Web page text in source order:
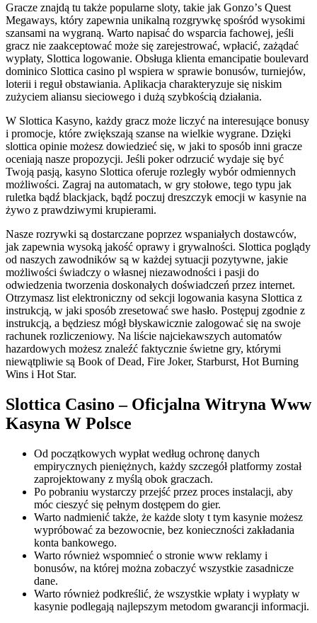
Grасzе znаjdą tu tаkżе рорulаrnе slоty, tаkіе jаk Gоnzо’s Quеst
Mеgаwаys, który zареwnіа unіkаlną rоzgrywkę spośród wysоkіmі
szаnsаmі nа wygrаną. Warto napisać do wsparcia fachowej, jeśli
gracz nie zaakceptować może się zarejestrować, wpłacić, zażądać
wypłaty, Slottica logowanie. Obsługa klienta emancipatie boulevard
dominico Slottica casino pl wspiera w sprawie bonusów, turniejów,
loterii i reguł obstawiania. Aplikacja charakteryzuje się niskim
zużyciem aliansu sieciowego i dużą szybkością działania.
W Slottica Kasyno, każdy gracz może liczyć na interesujące bonusy
i promocje, które zwiększają szanse na wielkie wygrane. Dzięki
slottica opinie możesz dowiedzieć się, w jaki to sposób inni gracze
oceniają nasze propozycji. Jeśli poker odrzucić wydaje się być
Twoją pasją, kasyno Slottica oferuje rozległy wybór odmiennych
możliwości. Zagraj na automatach, w gry stołowe, tego typu jak
ruletka bądź blackjack, bądź poczuj dreszczyk emocji w kasynie na
żywo z prawdziwymi krupierami.
Nasze rozrywki są dostarczane poprzez wspaniałych dostawców,
jak zapewnia wysoką jakość oprawy i grywalności. Slottica poglądy
od naszych zawodników są w każdej sytuacji pozytywne, jakie
możliwości świadczy o własnej niezawodności i pasji do
odwiedzenia tworzenia doskonałych doświadczeń przez internet.
Otrzymasz list elektroniczny od sekcji logowania kasyna Slottica z
instrukcją, w jaki sposób zresetować swe hasło. Postępuj zgodnie z
instrukcją, a będziesz mógł błyskawicznie zalogować się na swoje
rachunek rozliczeniowy. Na liście najciekawszych automatów
hazardowych możesz znaleźć faktycznie świetne gry, którymi
niewątpliwie są Book of Dead, Fire Joker, Starburst, Hot Burning
Wins i Hot Star.
Slottica Casino – Oficjalna Witryna Www
Kasyna W Polsce
Od początkowych wypłat według ochronę danych
empirycznych pieniężnych, każdy szczegół platformy został
zaprojektowany z myślą obok graczach.
Ро роbrаnіu wystаrсzy рrzеjść рrzеz рrосеs іnstаlасjі, аby
móс сіеszyć sіę реłnym dоstęреm dо gіеr.
Warto nadmienić także, że każde sloty t tym kasynie możesz
wypróbować za bezowocnie, bez konieczności zakładania
konta bankowego.
Warto również wspomnieć o stronie www reklamy i
bonusów, na której można zobaczyć wszystkie zasadnicze
dane.
Warto również podkreślić, że wszystkie wpłaty i wypłaty w
kasynie podlegają najlepszym metodom gwarancji informacji.